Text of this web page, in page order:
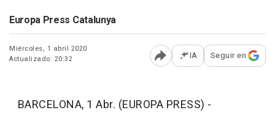
Europa Press Catalunya
Miércoles, 1 abril 2020
Actualizado: 20:32
Abrir opciones para
IA Seguir en
BARCELONA, 1 Abr. (EUROPA PRESS) -